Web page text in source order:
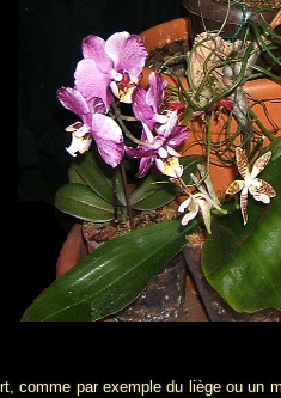
par exemple du liège ou un